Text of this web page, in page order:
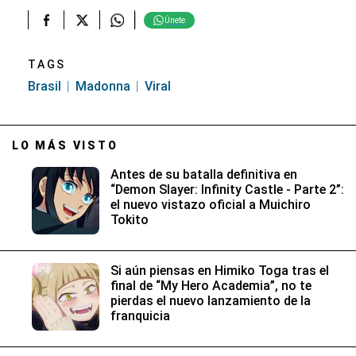
Únete
TAGS
Brasil Madonna Viral
LO MÁS VISTO
Antes de su batalla definitiva en
“Demon Slayer: Infinity Castle - Parte 2”:
el nuevo vistazo oficial a Muichiro
Tokito
Si aún piensas en Himiko Toga tras el
final de “My Hero Academia”, no te
pierdas el nuevo lanzamiento de la
franquicia